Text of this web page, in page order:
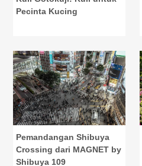
Pecinta Kucing
Pemandangan Shibuya
Crossing dari MAGNET by
Shibuya 109